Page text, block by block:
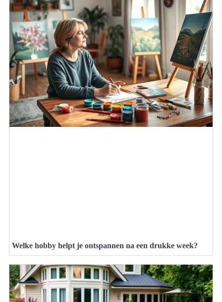
Welke hobby helpt je ontspannen na een drukke week?